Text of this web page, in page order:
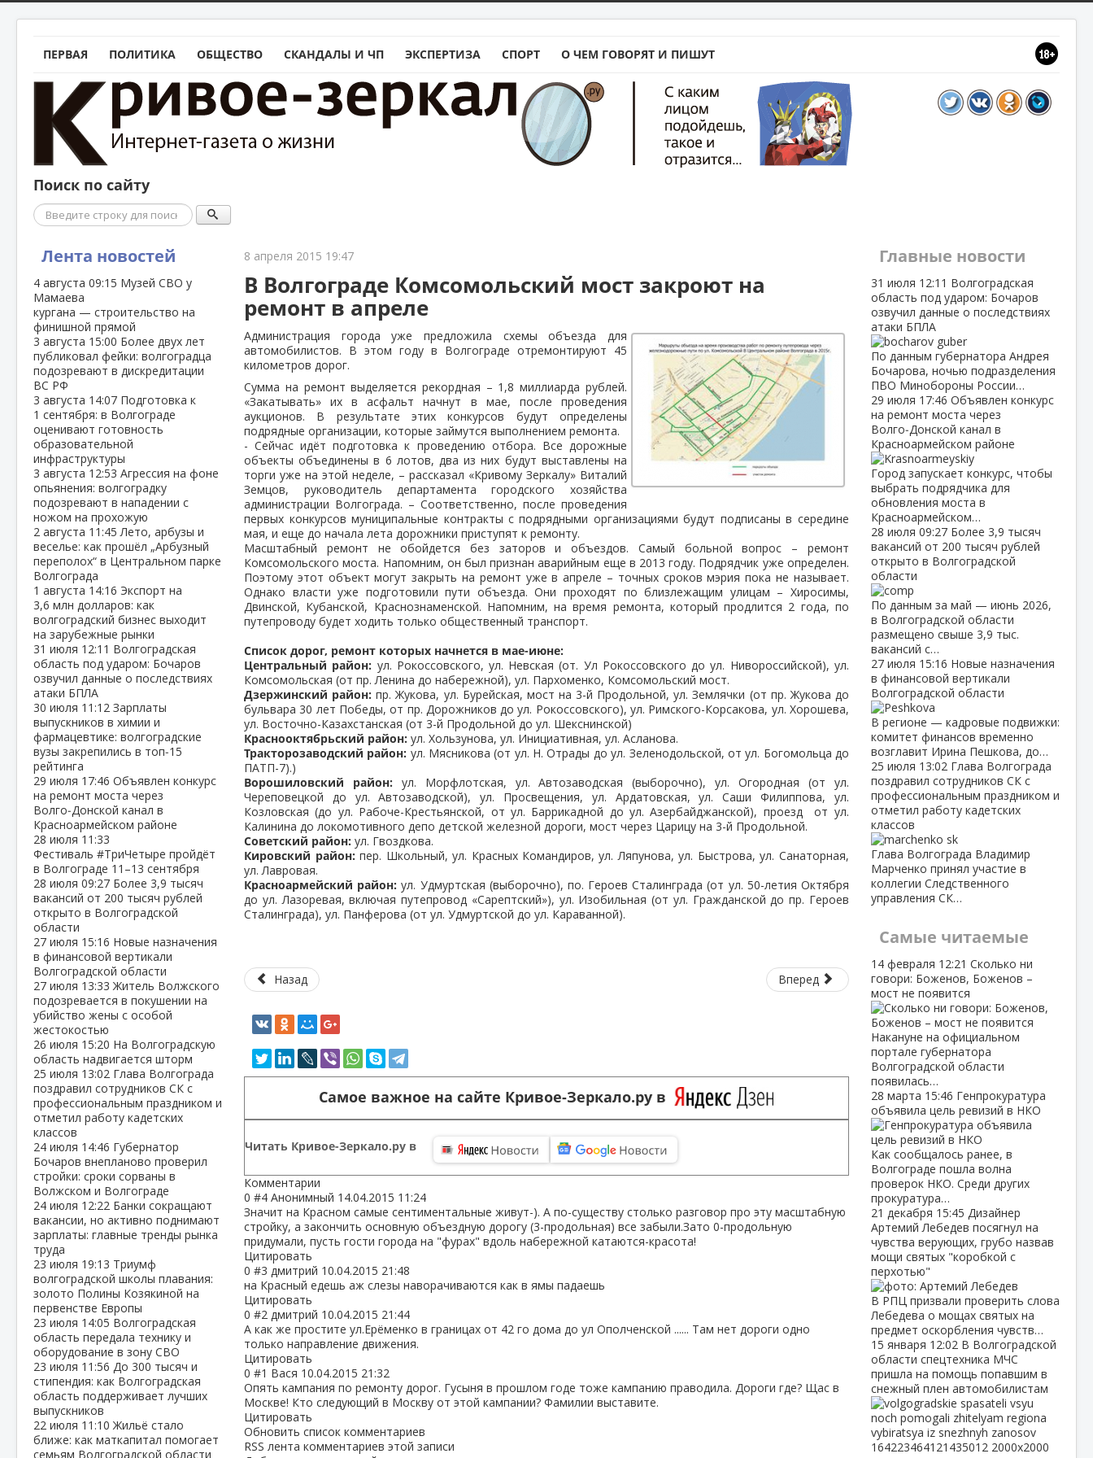
ПЕРВАЯ ПОЛИТИКА ОБЩЕСТВО СКАНДАЛЫ И ЧП ЭКСПЕРТИЗА СПОРТ О ЧЕМ ГОВОРЯТ И ПИШУТ
Поиск по сайту
Поиск
Лента новостей
4 августа 09:15 Музей СВО у
Мамаева
кургана — строительство на
финишной прямой
3 августа 15:00 Более двух лет
публиковал фейки: волгоградца
подозревают в дискредитации
ВС РФ
3 августа 14:07 Подготовка к
1 сентября: в Волгограде
оценивают готовность
образовательной
инфраструктуры
3 августа 12:53 Агрессия на фоне
опьянения: волгоградку
подозревают в нападении с
ножом на прохожую
2 августа 11:45Лето, арбузы и
веселье: как прошёл „Арбузный
переполох“ в Центральном парке
Волгограда
1 августа 14:16 Экспорт на
3,6 млн долларов: как
волгоградский бизнес выходит
на зарубежные рынки
31 июля 12:11 Волгоградская
область под ударом: Бочаров
озвучил данные о последствиях
атаки БПЛА
30 июля 11:12 Зарплаты
выпускников в химии и
фармацевтике: волгоградские
вузы закрепились в топ‑15
рейтинга
29 июля 17:46 Объявлен конкурс
на ремонт моста через
Волго‑Донской канал в
Красноармейском районе
28 июля 11:33
Фестиваль #ТриЧетыре пройдёт
в Волгограде 11–13 сентября
28 июля 09:27 Более 3,9 тысяч
вакансий от 200 тысяч рублей
открыто в Волгоградской
области
27 июля 15:16 Новые назначения
в финансовой вертикали
Волгоградской области
27 июля 13:33Житель Волжского
подозревается в покушении на
убийство жены с особой
жестокостью
26 июля 15:20 На Волгоградскую
область надвигается шторм
25 июля 13:02 Глава Волгограда
поздравил сотрудников СК с
профессиональным праздником и
отметил работу кадетских
классов
24 июля 14:46 Губернатор
Бочаров внепланово проверил
стройки: сроки сорваны в
Волжском и Волгограде
24 июля 12:22 Банки сокращают
вакансии, но активно поднимают
зарплаты: главные тренды рынка
труда
23 июля 19:13 Триумф
волгоградской школы плавания:
золото Полины Козякиной на
первенстве Европы
23 июля 14:05 Волгоградская
область передала технику и
оборудование в зону СВО
23 июля 11:56 До 300 тысяч и
стипендия: как Волгоградская
область поддерживает лучших
выпускников
22 июля 11:10Жильё стало
ближе: как маткапитал помогает
семьям Волгоградской области
8 апреля 2015 19:47
В Волгограде Комсомольский мост закроют на
ремонт в апреле
Администрация города уже предложила схемы объезда для
автомобилистов. В этом году в Волгограде отремонтируют 45
километров дорог.
Сумма на ремонт выделяется рекордная – 1,8 миллиарда рублей.
«Закатывать» их в асфальт начнут в мае, после проведения
аукционов. В результате этих конкурсов будут определены
подрядные организации, которые займутся выполнением ремонта.
- Сейчас идёт подготовка к проведению отбора. Все дорожные
объекты объединены в 6 лотов, два из них будут выставлены на
торги уже на этой неделе, – рассказал «Кривому Зеркалу» Виталий
Земцов, руководитель департамента городского хозяйства
администрации Волгограда. – Соответственно, после проведения
первых конкурсов муниципальные контракты с подрядными организациями будут подписаны в середине
мая, и еще до начала лета дорожники приступят к ремонту.
Масштабный ремонт не обойдется без заторов и объездов. Самый больной вопрос – ремонт
Комсомольского моста. Напомним, он был признан аварийным еще в 2013 году. Подрядчик уже определен.
Поэтому этот объект могут закрыть на ремонт уже в апреле – точных сроков мэрия пока не называет.
Однако власти уже подготовили пути объезда. Они проходят по близлежащим улицам – Хиросимы,
Двинской, Кубанской, Краснознаменской. Напомним, на время ремонта, который продлится 2 года, по
путепроводу будет ходить только общественный транспорт.
Список дорог, ремонт которых начнется в мае-июне:
Центральный район: ул. Рокоссовского, ул. Невская (от. Ул Рокоссовского до ул. Нивороссийской), ул.
Комсомольская (от пр. Ленина до набережной), ул. Пархоменко, Комсомольский мост.
Дзержинский район: пр. Жукова, ул. Бурейская, мост на 3-й Продольной, ул. Землячки (от пр. Жукова до
бульвара 30 лет Победы, от пр. Дорожников до ул. Рокоссовского), ул. Римского-Корсакова, ул. Хорошева,
ул. Восточно-Казахстанская (от 3-й Продольной до ул. Шекснинской)
Краснооктябрьский район: ул. Хользунова, ул. Инициативная, ул. Асланова.
Тракторозаводский район: ул. Мясникова (от ул. Н. Отрады до ул. Зеленодольской, от ул. Богомольца до
ПАТП-7).)
Ворошиловский район: ул. Морфлотская, ул. Автозаводская (выборочно), ул. Огородная (от ул.
Череповецкой до ул. Автозаводской), ул. Просвещения, ул. Ардатовская, ул. Саши Филиппова, ул.
Козловская (до ул. Рабоче-Крестьянской, от ул. Баррикадной до ул. Азербайджанской), проезд от ул.
Калинина до локомотивного депо детской железной дороги, мост через Царицу на 3-й Продольной.
Советский район: ул. Гвоздкова.
Кировский район: пер. Школьный, ул. Красных Командиров, ул. Ляпунова, ул. Быстрова, ул. Санаторная,
ул. Лавровая.
Красноармейский район: ул. Удмуртская (выборочно), по. Героев Сталинграда (от ул. 50-летия Октября
до ул. Лазоревая, включая путепровод «Сарептский»), ул. Изобильная (от ул. Гражданской до пр. Героев
Сталинграда), ул. Панферова (от ул. Удмуртской до ул. Караванной).
Назад Вперед
Самое важное на сайте Кривое-Зеркало.ру в
Читать Кривое-Зеркало.ру в
Комментарии
0 #4 Анонимный 14.04.2015 11:24
Значит на Красном самые сентиментальные живут-). А по-существу столько разговор про эту масштабную
стройку, а закончить основную объездную дорогу (3-продольная) все забыли.Зато 0-продольную
придумали, пусть гости города на "фурах" вдоль набережной катаются-красота!
Цитировать
0 #3 дмитрий 10.04.2015 21:48
на Красный едешь аж слезы наворачиваются как в ямы падаешь
Цитировать
0 #2 дмитрий 10.04.2015 21:44
А как же простите ул.Ерёменко в границах от 42 го дома до ул Ополченской ...... Там нет дороги одно
только направление движения.
Цитировать
0 #1 Вася 10.04.2015 21:32
Опять кампания по ремонту дорог. Гусыня в прошлом годе тоже кампанию праводила. Дороги где? Щас в
Москве! Кто следующий в Москву от этой кампании? Фамилии выставите.
Цитировать
Обновить список комментариев
RSS лента комментариев этой записи
Главные новости
31 июля 12:11 Волгоградская
область под ударом: Бочаров
озвучил данные о последствиях
атаки БПЛА
По данным губернатора Андрея
Бочарова, ночью подразделения
ПВО Минобороны России…
29 июля 17:46 Объявлен конкурс
на ремонт моста через
Волго‑Донской канал в
Красноармейском районе
Город запускает конкурс, чтобы
выбрать подрядчика для
обновления моста в
Красноармейском…
28 июля 09:27 Более 3,9 тысяч
вакансий от 200 тысяч рублей
открыто в Волгоградской
области
По данным за май — июнь 2026,
в Волгоградской области
размещено свыше 3,9 тыс.
вакансий с…
27 июля 15:16 Новые назначения
в финансовой вертикали
Волгоградской области
В регионе — кадровые подвижки:
комитет финансов временно
возглавит Ирина Пешкова, до…
25 июля 13:02 Глава Волгограда
поздравил сотрудников СК с
профессиональным праздником и
отметил работу кадетских
классов
Глава Волгограда Владимир
Марченко принял участие в
коллегии Следственного
управления СК…
Самые читаемые
14 февраля 12:21 Сколько ни
говори: Боженов, Боженов –
мост не появится
Накануне на официальном
портале губернатора
Волгоградской области
появилась…
28 марта 15:46 Генпрокуратура
объявила цель ревизий в НКО
Как сообщалось ранее, в
Волгограде пошла волна
проверок НКО. Среди других
прокуратура…
21 декабря 15:45 Дизайнер
Артемий Лебедев посягнул на
чувства верующих, грубо назвав
мощи святых "коробкой с
перхотью"
В РПЦ призвали проверить слова
Лебедева о мощах святых на
предмет оскорбления чувств…
15 января 12:02 В Волгоградской
области спецтехника МЧС
пришла на помощь попавшим в
снежный плен автомобилистам